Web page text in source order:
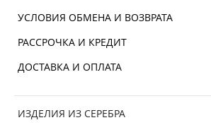
УСЛОВИЯ ОБМЕНА И ВОЗВРАТА
РАССРОЧКА И КРЕДИТ
ДОСТАВКА И ОПЛАТА
ИЗДЕЛИЯ ИЗ СЕРЕБРА